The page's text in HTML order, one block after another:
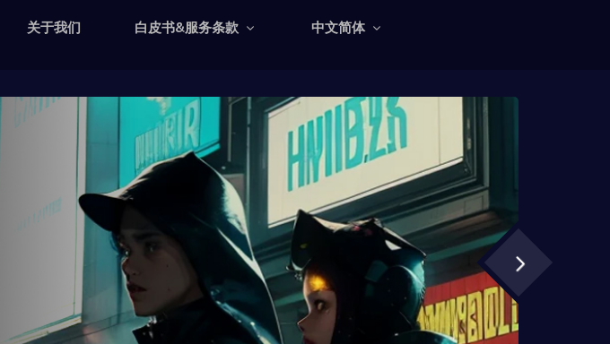
关于我们 白皮书&服务条款 中文简体